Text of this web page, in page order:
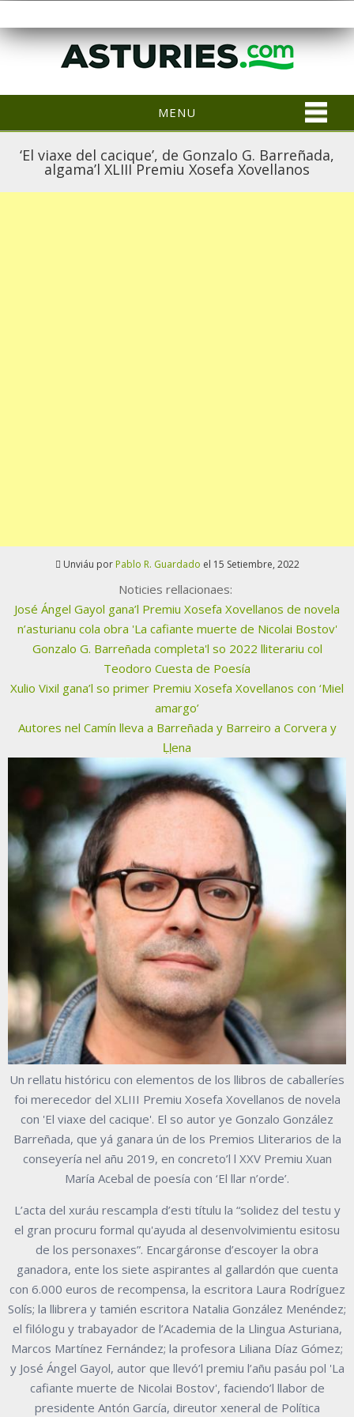
MENU
‘El viaxe del cacique’, de Gonzalo G. Barreñada,
algama’l XLIII Premiu Xosefa Xovellanos
Unviáu por Pablo R. Guardado el 15 Setiembre, 2022
Noticies rellacionaes:
José Ángel Gayol gana’l Premiu Xosefa Xovellanos de novela
n’asturianu cola obra 'La cafiante muerte de Nicolai Bostov'
Gonzalo G. Barreñada completa'l so 2022 lliterariu col
Teodoro Cuesta de Poesía
Xulio Vixil gana’l so primer Premiu Xosefa Xovellanos con ‘Miel
amargo’
Autores nel Camín lleva a Barreñada y Barreiro a Corvera y
Ḷḷena
Un rellatu históricu con elementos de los llibros de caballeríes
foi merecedor del XLIII Premiu Xosefa Xovellanos de novela
con 'El viaxe del cacique'. El so autor ye Gonzalo González
Barreñada, que yá ganara ún de los Premios Lliterarios de la
conseyería nel añu 2019, en concreto’l l XXV Premiu Xuan
María Acebal de poesía con ‘El llar n’orde’.
L’acta del xuráu rescampla d’esti títulu la “solidez del testu y
el gran procuru formal qu'ayuda al desenvolvimientu esitosu
de los personaxes”. Encargáronse d’escoyer la obra
ganadora, ente los siete aspirantes al gallardón que cuenta
con 6.000 euros de recompensa, la escritora Laura Rodríguez
Solís; la llibrera y tamién escritora Natalia González Menéndez;
el filólogu y trabayador de l’Academia de la Llingua Asturiana,
Marcos Martínez Fernández; la profesora Liliana Díaz Gómez;
y José Ángel Gayol, autor que llevó’l premiu l’añu pasáu pol 'La
cafiante muerte de Nicolai Bostov', faciendo’l llabor de
presidente Antón García, direutor xeneral de Política